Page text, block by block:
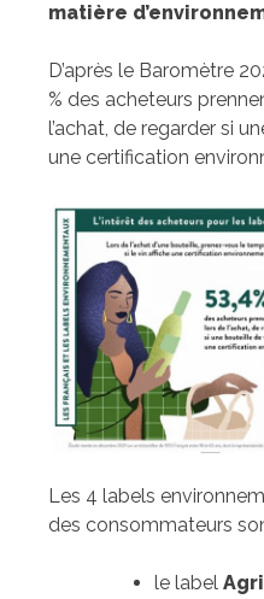
matière
D’après le Baromètre
% des acheteurs
l’achat, de regarder si
une certification
Les 4 labels
des consommateurs
le label